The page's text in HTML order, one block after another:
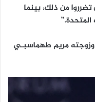
من ذلك، بينما
مريم طهماسبـي